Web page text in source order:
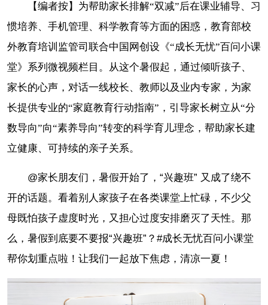
【编者按】为帮助家长排解“双减”后在课业辅导、习
惯培养、手机管理、科学教育等方面的困惑，教育部校
外教育培训监管司联合中国网创设《“成长无忧”百问小课
堂》系列微视频栏目。从这个暑假起，通过倾听孩子、
家长的心声，对话一线校长、教师以及业内专家，为家
长提供专业的“家庭教育行动指南”，引导家长树立从“分
数导向”向“素养导向”转变的科学育儿理念，帮助家长建
立健康、可持续的亲子关系。
@家长朋友们，暑假开始了，“兴趣班” 又成了绕不
开的话题。看着别人家孩子在各类课堂上忙碌，不少父
母既怕孩子虚度时光，又担心过度安排磨灭了天性。那
么， 暑假到底要不要报“兴趣班”？ #成长无忧百问小课堂
帮你划重点啦！ 让我们一起放下焦虑，清凉一夏！